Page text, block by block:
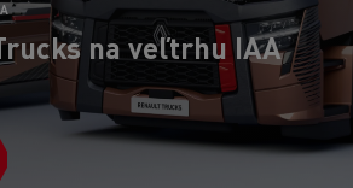
na veľtrhu IAA